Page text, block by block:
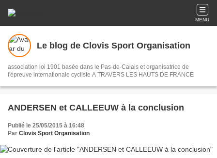
MENU
Le blog de Clovis Sport Organisation
association loi 1901 basée dans le Pas-de-Calais et organisatrice de
l'épreuve internationale cycliste A TRAVERS LES HAUTS DE FRANCE
ANDERSEN et CALLEEUW à la conclusion
Publié le 25/05/2015 à 16:48
Par Clovis Sport Organisation